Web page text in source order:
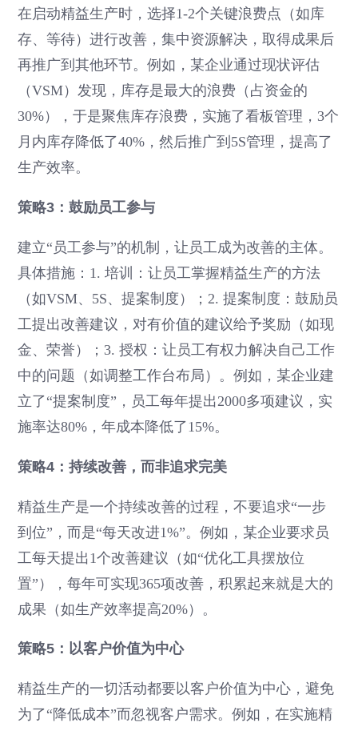
在启动精益生产时，选择1-2个关键浪费点（如库
存、等待）进行改善，集中资源解决，取得成果后
再推广到其他环节。例如，某企业通过现状评估
（VSM）发现，库存是最大的浪费（占资金的
30%），于是聚焦库存浪费，实施了看板管理，3个
月内库存降低了40%，然后推广到5S管理，提高了
生产效率。
策略3：鼓励员工参与
建立“员工参与”的机制，让员工成为改善的主体。
具体措施：1. 培训：让员工掌握精益生产的方法
（如VSM、5S、提案制度）；2. 提案制度：鼓励员
工提出改善建议，对有价值的建议给予奖励（如现
金、荣誉）；3. 授权：让员工有权力解决自己工作
中的问题（如调整工作台布局）。例如，某企业建
立了“提案制度”，员工每年提出2000多项建议，实
施率达80%，年成本降低了15%。
策略4：持续改善，而非追求完美
精益生产是一个持续改善的过程，不要追求“一步
到位”，而是“每天改进1%”。例如，某企业要求员
工每天提出1个改善建议（如“优化工具摆放位
置”），每年可实现365项改善，积累起来就是大的
成果（如生产效率提高20%）。
策略5：以客户价值为中心
精益生产的一切活动都要以客户价值为中心，避免
为了“降低成本”而忽视客户需求。例如，在实施精